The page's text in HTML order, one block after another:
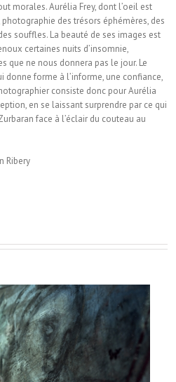
morales. Aurélia Frey, dont l’oeil est
des trésors éphémères, des
souffles. La beauté de ses images est
certaines nuits d’insomnie,
que ne nous donnera pas le jour. Le
donne forme à l’informe, une confiance,
consiste donc pour Aurélia
en se laissant surprendre par ce qui
face à l’éclair du couteau au
Ribery